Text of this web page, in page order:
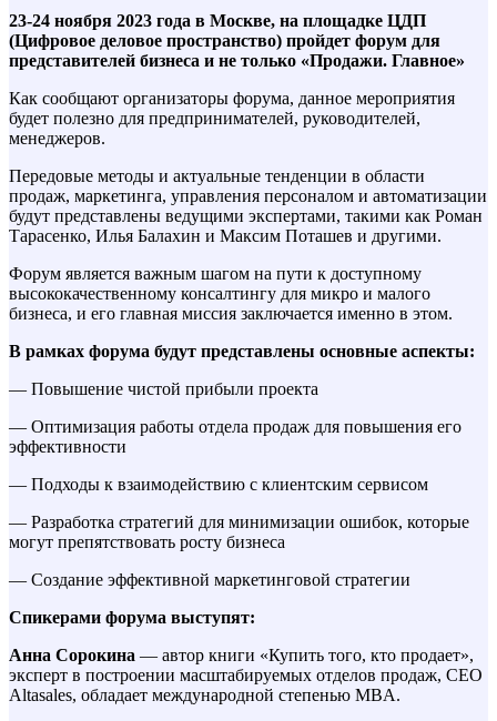
23-24 ноября 2023 года в Москве, на площадке ЦДП
(Цифровое деловое пространство) пройдет форум для
представителей бизнеса и не только «Продажи. Главное»
Как сообщают организаторы форума, данное мероприятия
будет полезно для предпринимателей, руководителей,
менеджеров.
Передовые методы и актуальные тенденции в области
продаж, маркетинга, управления персоналом и автоматизации
будут представлены ведущими экспертами, такими как Роман
Тарасенко, Илья Балахин и Максим Поташев и другими.
Форум является важным шагом на пути к доступному
высококачественному консалтингу для микро и малого
бизнеса, и его главная миссия заключается именно в этом.
В рамках форума будут представлены основные аспекты:
— Повышение чистой прибыли проекта
— Оптимизация работы отдела продаж для повышения его
эффективности
— Подходы к взаимодействию с клиентским сервисом
— Разработка стратегий для минимизации ошибок, которые
могут препятствовать росту бизнеса
— Создание эффективной маркетинговой стратегии
Спикерами форума выступят:
Анна Сорокина — автор книги «Купить того, кто продает»,
эксперт в построении масштабируемых отделов продаж, CEO
Altasales, обладает международной степенью MBA.